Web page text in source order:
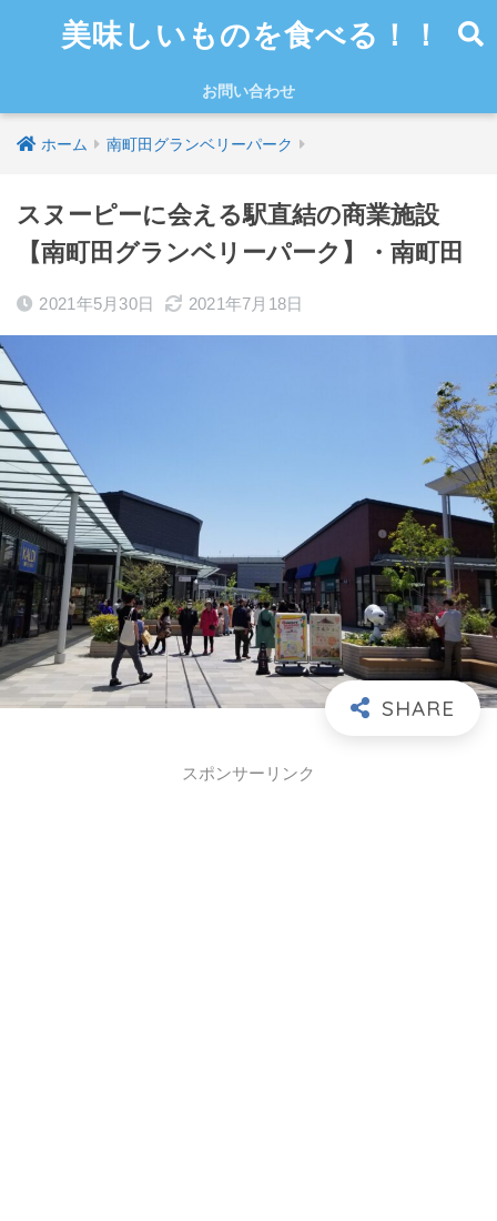
美味しいものを食べる！！
お問い合わせ
ホーム 南町田グランベリーパーク
スヌーピーに会える駅直結の商業施設
【南町田グランベリーパーク】・南町田
2021年5月30日 2021年7月18日
スポンサーリンク